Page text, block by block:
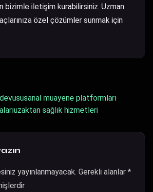
bizimle iletişim kurabilirsiniz. Uzman
özel çözümler sunmak için
sanal muayene platformları
uzaktan sağlık hizmetleri
yayınlanmayacak. Gerekli alanlar *